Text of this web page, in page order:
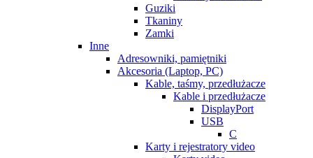
Guziki
Tkaniny
Zamki
Inne
Adresowniki, pamiętniki
Akcesoria (Laptop, PC)
Kable, taśmy, przedłużacze
Kable i przedłużacze
DisplayPort
USB
C
Karty i rejestratory video